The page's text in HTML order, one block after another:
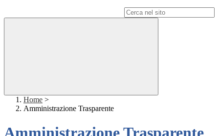
Home >
Amministrazione Trasparente
Amministrazione Trasparente